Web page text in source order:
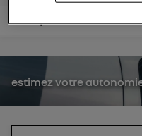
lire les questions lire les
estimez votre
utilisez une
La technologie
protection de vos
offrant
Elle utilise un